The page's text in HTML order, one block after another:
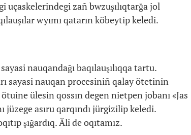
uçaskelerindegi zañ bwzuşılıqtarğa jol
wyımı qatarın köbeytip keledi.
nauqandağı baqılauşılıqqa tartu.
sayasi nauqan procesiniñ qalay ötetinin
ülesin qossın degen nietpen jobanı «Jas
jüzege asıru qarqındı jürgizilip keledi.
şığardıq. Äli de oqıtamız.